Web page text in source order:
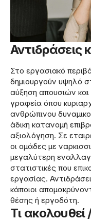
Αντιδράσεις
Στο εργασιακό
δημιουργούν υψηλό
αύξηση απουσιών
γραφεία όπου
ανθρώπινου
άδικη κατανομή
αξιολόγηση. Σε
οι ομάδες με
μεγαλύτερη
στατιστικές που
εργασίας.
κάποιοι
θέσης ή εργοδότη.
Τι